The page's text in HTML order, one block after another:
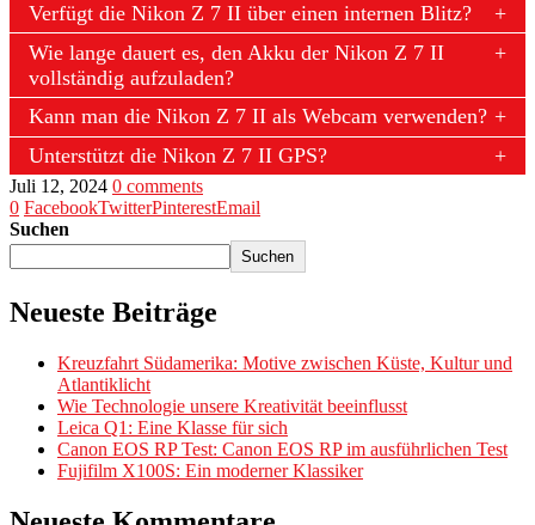
Verfügt die Nikon Z 7 II über einen internen Blitz?
Wie lange dauert es, den Akku der Nikon Z 7 II
vollständig aufzuladen?
Kann man die Nikon Z 7 II als Webcam verwenden?
Unterstützt die Nikon Z 7 II GPS?
Juli 12, 2024 0 comments
0 FacebookTwitterPinterestEmail
Suchen
Suchen
Neueste Beiträge
Kreuzfahrt Südamerika: Motive zwischen Küste, Kultur und
Atlantiklicht
Wie Technologie unsere Kreativität beeinflusst
Leica Q1: Eine Klasse für sich
Canon EOS RP Test: Canon EOS RP im ausführlichen Test
Fujifilm X100S: Ein moderner Klassiker